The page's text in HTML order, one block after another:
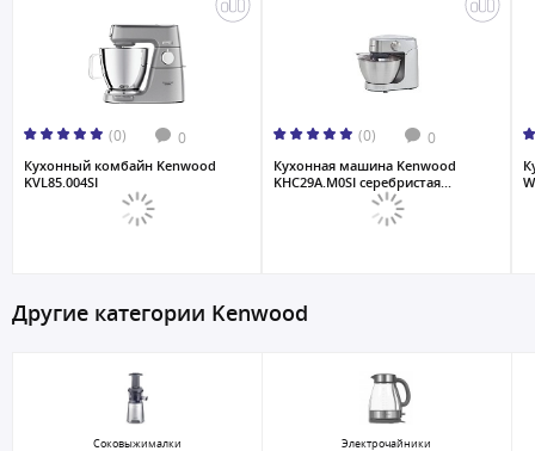
(0) 0
Кухонный комбайн Kenwood
KVL85.004SI
(0) 0
Кухонная машина Kenwood
KHC29A.M0SI серебристая...
Другие категории Kenwood
Соковыжималки Электрочайники